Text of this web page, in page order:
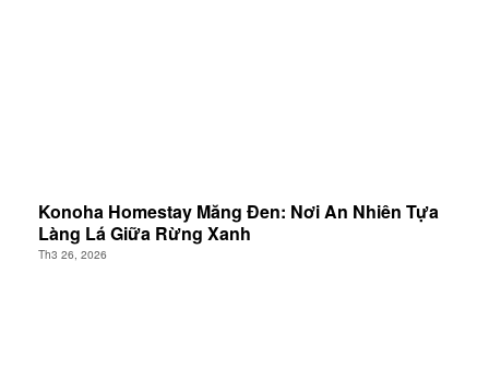
Konoha Homestay Măng Đen: Nơi An Nhiên Tựa
Làng Lá Giữa Rừng Xanh
Th3 26, 2026